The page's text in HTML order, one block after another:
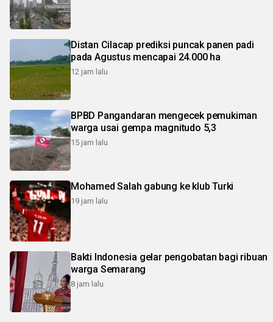
Distan Cilacap prediksi puncak panen padi
pada Agustus mencapai 24.000 ha
12 jam lalu
BPBD Pangandaran mengecek pemukiman
warga usai gempa magnitudo 5,3
15 jam lalu
Mohamed Salah gabung ke klub Turki
19 jam lalu
Bakti Indonesia gelar pengobatan bagi ribuan
warga Semarang
8 jam lalu